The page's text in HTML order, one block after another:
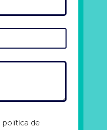
política de